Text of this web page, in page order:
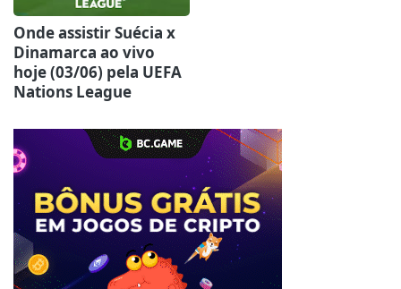
Onde assistir Suécia x
Dinamarca ao vivo
hoje (03/06) pela UEFA
Nations League